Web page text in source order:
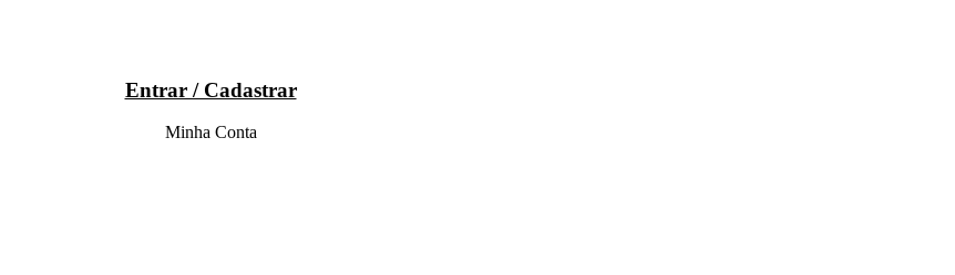
Entrar / Cadastrar
Minha Conta